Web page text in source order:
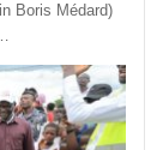
Boris Médard)